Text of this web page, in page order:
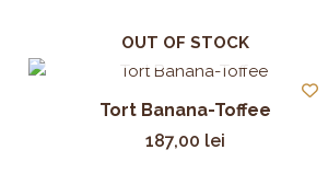
OUT OF STOCK
Tort Banana-Toffee
187,00 lei